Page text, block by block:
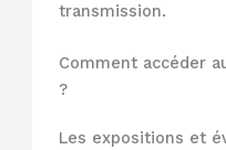
transmission.
Comment accéder
?
Les expositions et